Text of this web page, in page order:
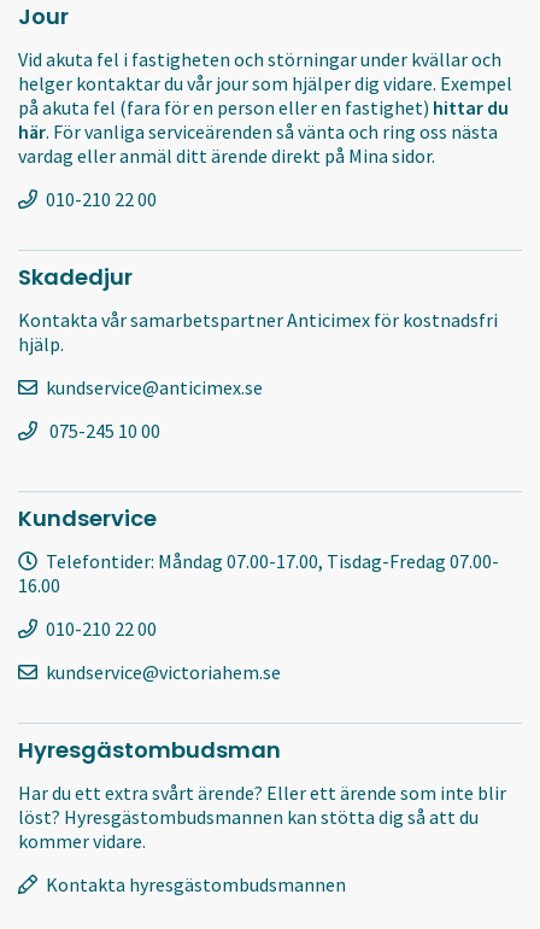
Jour
Vid akuta fel i fastigheten och störningar under kvällar och
helger kontaktar du vår jour som hjälper dig vidare. Exempel
på akuta fel (fara för en person eller en fastighet) hittar du
här. För vanliga serviceärenden så vänta och ring oss nästa
vardag eller anmäl ditt ärende direkt på Mina sidor.
010-210 22 00
Skadedjur
Kontakta vår samarbetspartner Anticimex för kostnadsfri
hjälp.
kundservice@anticimex.se
075-245 10 00
Kundservice
Telefontider: Måndag 07.00-17.00, Tisdag-Fredag 07.00-
16.00
010-210 22 00
kundservice@victoriahem.se
Hyresgästombudsman
Har du ett extra svårt ärende? Eller ett ärende som inte blir
löst? Hyresgästombudsmannen kan stötta dig så att du
kommer vidare.
Kontakta hyresgästombudsmannen